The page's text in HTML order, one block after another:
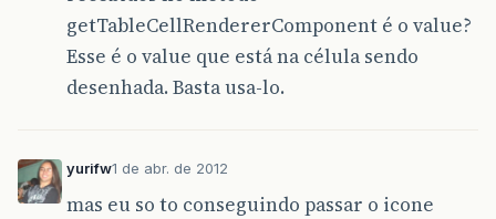
getTableCellRendererComponent é o value?
Esse é o value que está na célula sendo
desenhada. Basta usa-lo.
yurifw1 de abr. de 2012
mas eu so to conseguindo passar o icone